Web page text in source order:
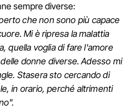
sempre diverse:
che non sono più capace
Mi è ripresa la malattia
quella voglia di fare l'amore
donne diverse. Adesso mi
Stasera sto cercando di
in orario, perché altrimenti